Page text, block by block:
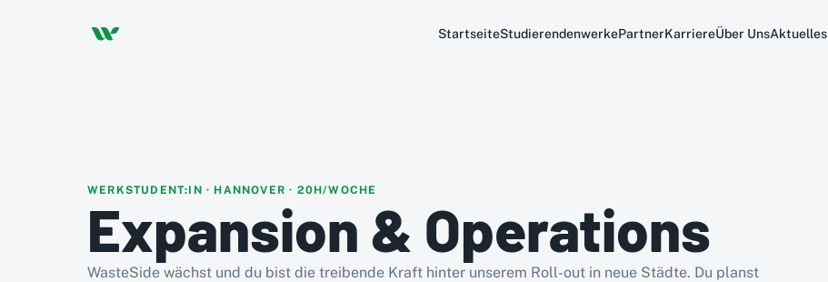
StartseiteStudierendenwerkePartnerKarriereÜber UnsAktuelles
WERKSTUDENT:IN · HANNOVER · 20H/WOCHE
Expansion & Operations
WasteSide wächst und du bist die treibende Kraft hinter unserem Roll-out in neue Städte. Du planst